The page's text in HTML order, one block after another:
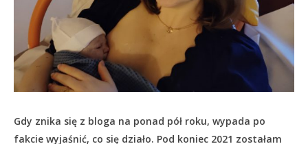
Gdy znika się z bloga na ponad pół roku, wypada po
fakcie wyjaśnić, co się działo. Pod koniec 2021 zostałam